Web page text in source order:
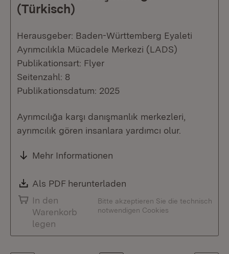
(Türkisch)
Herausgeber: Baden-Württemberg Eyaleti
Ayrımcılıkla Mücadele Merkezi (LADS)
Publikationsart: Flyer
Seitenzahl: 8
Publikationsdatum: 2025
Ayrımcılığa karşı danışmanlık merkezleri,
ayrımcılık gören insanlara yardımcı olur.
Mehr Informationen
Download:
Als PDF herunterladen
In den
Warenkorb
legen
Bitte akzeptieren Sie die technisch
notwendigen Cookies